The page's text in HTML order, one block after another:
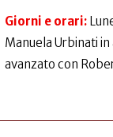
Giorni e orari:
Manuela Urbinati
avanzato con